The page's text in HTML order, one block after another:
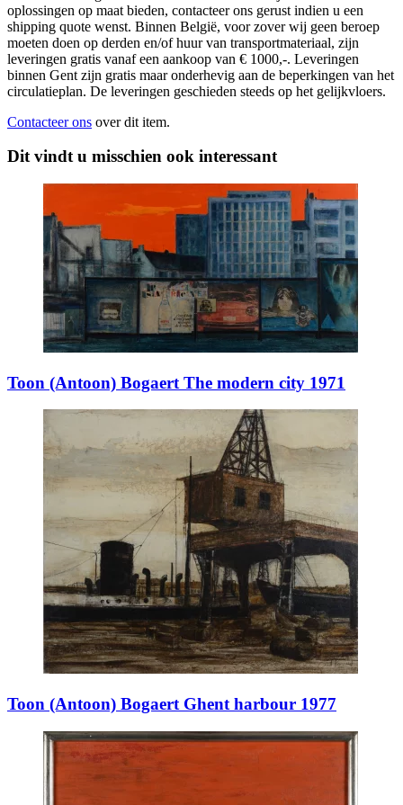
oplossingen op maat bieden, contacteer ons gerust indien u een
shipping quote wenst. Binnen België, voor zover wij geen beroep
moeten doen op derden en/of huur van transportmateriaal, zijn
leveringen gratis vanaf een aankoop van € 1000,-. Leveringen
binnen Gent zijn gratis maar onderhevig aan de beperkingen van het
circulatieplan. De leveringen geschieden steeds op het gelijkvloers.
Contacteer ons over dit item.
Dit vindt u misschien ook interessant
Toon (Antoon) Bogaert The modern city 1971
Toon (Antoon) Bogaert Ghent harbour 1977